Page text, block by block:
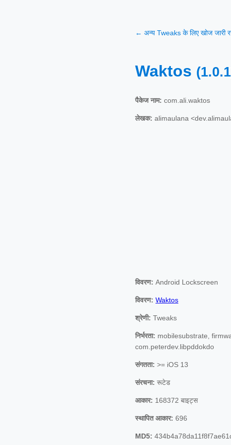
← अन्य Tweaks के लिए खोज जारी
Waktos
पैकेज नाम: com.ali.waktos
लेखक: alimaulana
विवरण: Android Lockscreen
विवरण: Waktos
श्रेणी: Tweaks
निर्भरता: mobilesubstrate,
com.peterdev.libpddokdo
संगतता: >= iOS 13
संरचना: रूटेड
आकार: 168372 बाइट्स
स्थापित आकार: 696
MD5: